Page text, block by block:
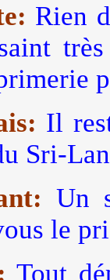
Rien
Il
Sri-
Un
le
Tout